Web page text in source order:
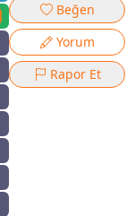
Beğen
Yorum
Rapor Et